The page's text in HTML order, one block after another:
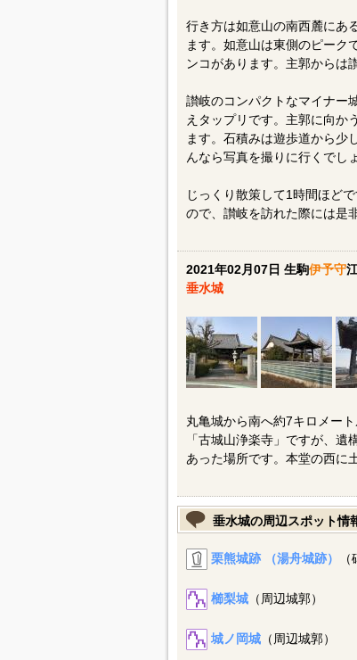
行き方は如意山の南西麓にあ
ます。如意山は東側のピーク
ンコがあります。主郭からは
讃岐のコンパクトなマイナー
えタップリです。主郭に向か
ます。石積みは遊歩道から少
んなら写真を撮りに行くでしょ
じっくり散策して1時間ほど
ので、讃岐を訪れた際には是
2021年02月07日 生駒伊予守
垂水城
丸亀城から南へ約7キロメー
「古城山浄楽寺」ですが、
あった場所です。本堂の西に
垂水城の周辺スポット情
栗熊城跡 （湯舟城跡）
櫛梨城（周辺城郭）
城ノ岡城（周辺城郭）